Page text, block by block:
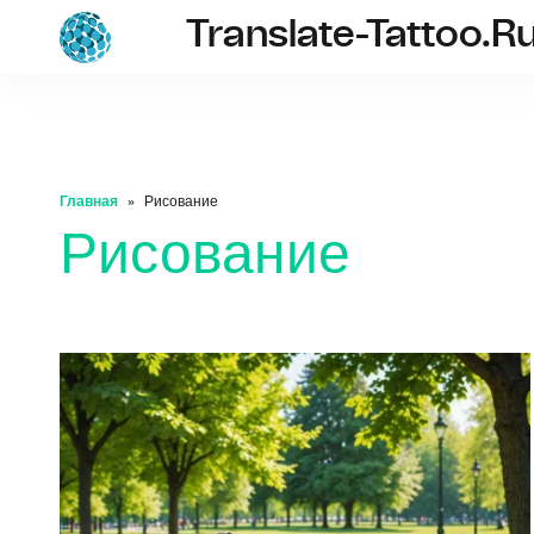
translate-
Translate-
Главная Рисование
Рисование